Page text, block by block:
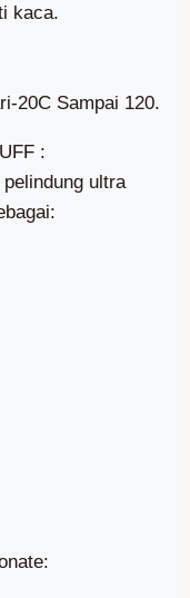
kaca.
20C Sampai 120.
:
ultra